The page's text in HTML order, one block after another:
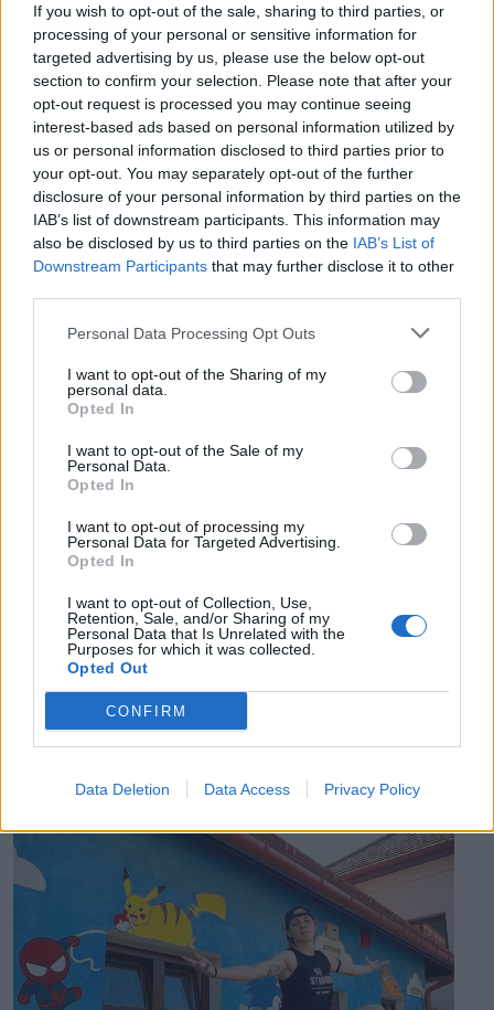
If you wish to opt-out of the sale, sharing to third parties, or
processing of your personal or sensitive information for
targeted advertising by us, please use the below opt-out
section to confirm your selection. Please note that after your
opt-out request is processed you may continue seeing
interest-based ads based on personal information utilized by
us or personal information disclosed to third parties prior to
your opt-out. You may separately opt-out of the further
disclosure of your personal information by third parties on the
IAB’s list of downstream participants. This information may
also be disclosed by us to third parties on the IAB’s List of
Downstream Participants that may further disclose it to other
Personal Data Processing Opt Outs
I want to opt-out of the Sharing of my
personal data.
Opted In
I want to opt-out of the Sale of my
Personal Data.
Opted In
I want to opt-out of processing my
Personal Data for Targeted Advertising.
Opted In
I want to opt-out of Collection, Use,
Retention, Sale, and/or Sharing of my
Personal Data that Is Unrelated with the
Purposes for which it was collected.
Opted Out
CONFIRM
Data Deletion Data Access Privacy Policy
FŐTÉR
A Román Rendőrség azt üzeni,
semmiképpen ne higgyenek a Román
Rendőrségnek – hírmix
További híreink: sziklát akart a Dunába robbantani a
hadsereg, egyelőre sikertelenül, az illetékes szerint
áramfogyasztásban.
EZ IS ÉRDEKELHETI